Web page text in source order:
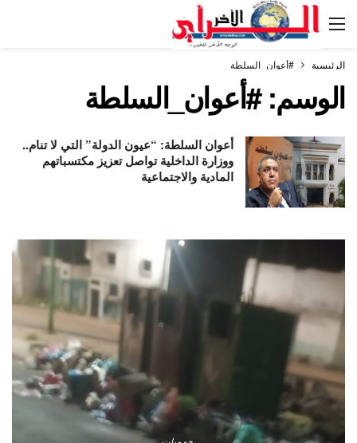
الرئيسية #أعوان_السلطة
الوسم:#أعوان_السلطة
أعوان السلطة: “عيون الدولة” التي لا تنام..
ووزارة الداخلية تواصل تعزيز مكتسباتهم
المادية والاجتماعية